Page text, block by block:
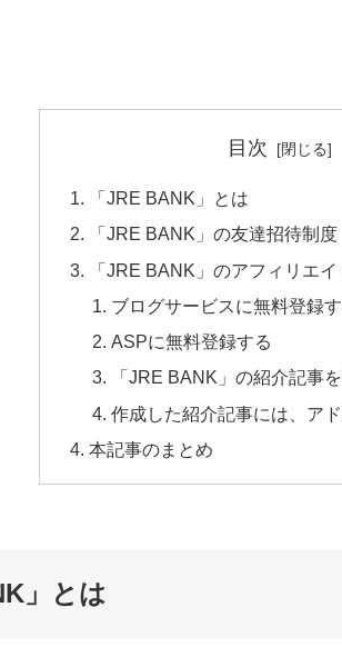
目次
「JRE BANK」とは
「JRE BANK」の友達招待制度
「JRE BANK」のアフィリエ
ブログサービスに無料登録
ASPに無料登録する
「JRE BANK」の紹介記事
作成した紹介記事には、ア
本記事のまとめ
」とは